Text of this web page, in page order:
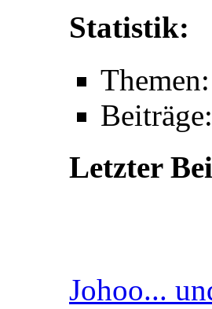
Statistik:
Letzter
Johoo...